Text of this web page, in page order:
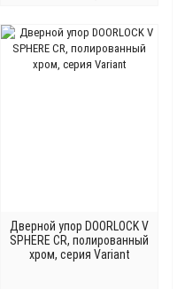
Дверной упор DOORLOCK V
SPHERE CR, полированный
хром, серия Variant